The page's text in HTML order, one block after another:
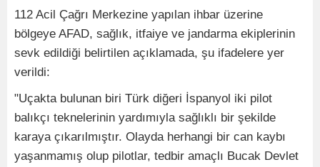
112 Acil Çağrı Merkezine yapılan ihbar üzerine
bölgeye AFAD, sağlık, itfaiye ve jandarma ekiplerinin
sevk edildiği belirtilen açıklamada, şu ifadelere yer
verildi:
"Uçakta bulunan biri Türk diğeri İspanyol iki pilot
balıkçı teknelerinin yardımıyla sağlıklı bir şekilde
karaya çıkarılmıştır. Olayda herhangi bir can kaybı
yaşanmamış olup pilotlar, tedbir amaçlı Bucak Devlet